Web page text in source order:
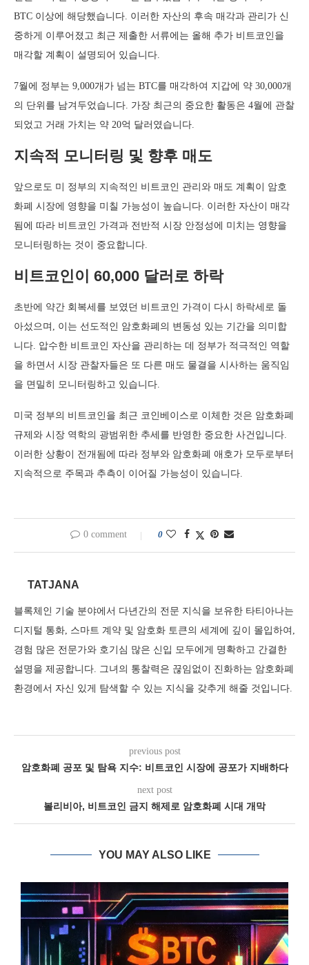
BTC 이상에 해당했습니다. 이러한 자산의 후속 매각과 관리가 신
중하게 이루어졌고 최근 제출한 서류에는 올해 추가 비트코인을
매각할 계획이 설명되어 있습니다.
7월에 정부는 9,000개가 넘는 BTC를 매각하여 지갑에 약 30,000개
의 단위를 남겨두었습니다. 가장 최근의 중요한 활동은 4월에 관찰
되었고 거래 가치는 약 20억 달러였습니다.
지속적 모니터링 및 향후 매도
앞으로도 미 정부의 지속적인 비트코인 관리와 매도 계획이 암호
화폐 시장에 영향을 미칠 가능성이 높습니다. 이러한 자산이 매각
됨에 따라 비트코인 가격과 전반적 시장 안정성에 미치는 영향을
모니터링하는 것이 중요합니다.
비트코인이 60,000 달러로 하락
초반에 약간 회복세를 보였던 비트코인 가격이 다시 하락세로 돌
아섰으며, 이는 선도적인 암호화폐의 변동성 있는 기간을 의미합
니다. 압수한 비트코인 자산을 관리하는 데 정부가 적극적인 역할
을 하면서 시장 관찰자들은 또 다른 매도 물결을 시사하는 움직임
을 면밀히 모니터링하고 있습니다.
미국 정부의 비트코인을 최근 코인베이스로 이체한 것은 암호화폐
규제와 시장 역학의 광범위한 추세를 반영한 중요한 사건입니다.
이러한 상황이 전개됨에 따라 정부와 암호화폐 애호가 모두로부터
지속적으로 주목과 추측이 이어질 가능성이 있습니다.
0 comment 0
TATJANA
블록체인 기술 분야에서 다년간의 전문 지식을 보유한 타티아나는
디지털 통화, 스마트 계약 및 암호화 토큰의 세계에 깊이 몰입하여,
경험 많은 전문가와 호기심 많은 신입 모두에게 명확하고 간결한
설명을 제공합니다. 그녀의 통찰력은 끊임없이 진화하는 암호화폐
환경에서 자신 있게 탐색할 수 있는 지식을 갖추게 해줄 것입니다.
previous post
암호화폐 공포 및 탐욕 지수: 비트코인 시장에 공포가 지배하다
next post
볼리비아, 비트코인 금지 해제로 암호화폐 시대 개막
YOU MAY ALSO LIKE